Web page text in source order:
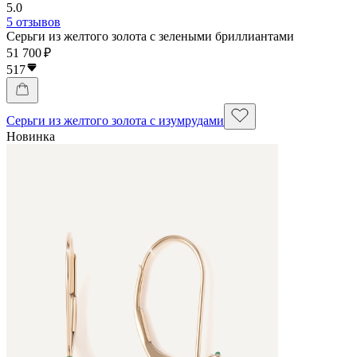
5.0
5 отзывов
Серьги из желтого золота с зелеными бриллиантами
51 700 ₽
517
Серьги из желтого золота с изумрудами
Новинка